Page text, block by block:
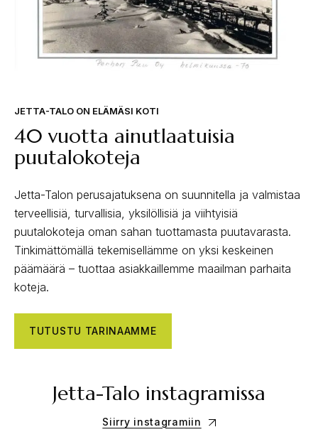
JETTA-TALO ON ELÄMÄSI KOTI
40 vuotta ainutlaatuisia
puutalokoteja
Jetta-Talon perusajatuksena on suunnitella ja valmistaa
terveellisiä, turvallisia, yksilöllisiä ja viihtyisiä
puutalokoteja oman sahan tuottamasta puutavarasta.
Tinkimättömällä tekemisellämme on yksi keskeinen
päämäärä – tuottaa asiakkaillemme maailman parhaita
koteja.
TUTUSTU TARINAAMME
Jetta-Talo instagramissa
Siirry instagramiin